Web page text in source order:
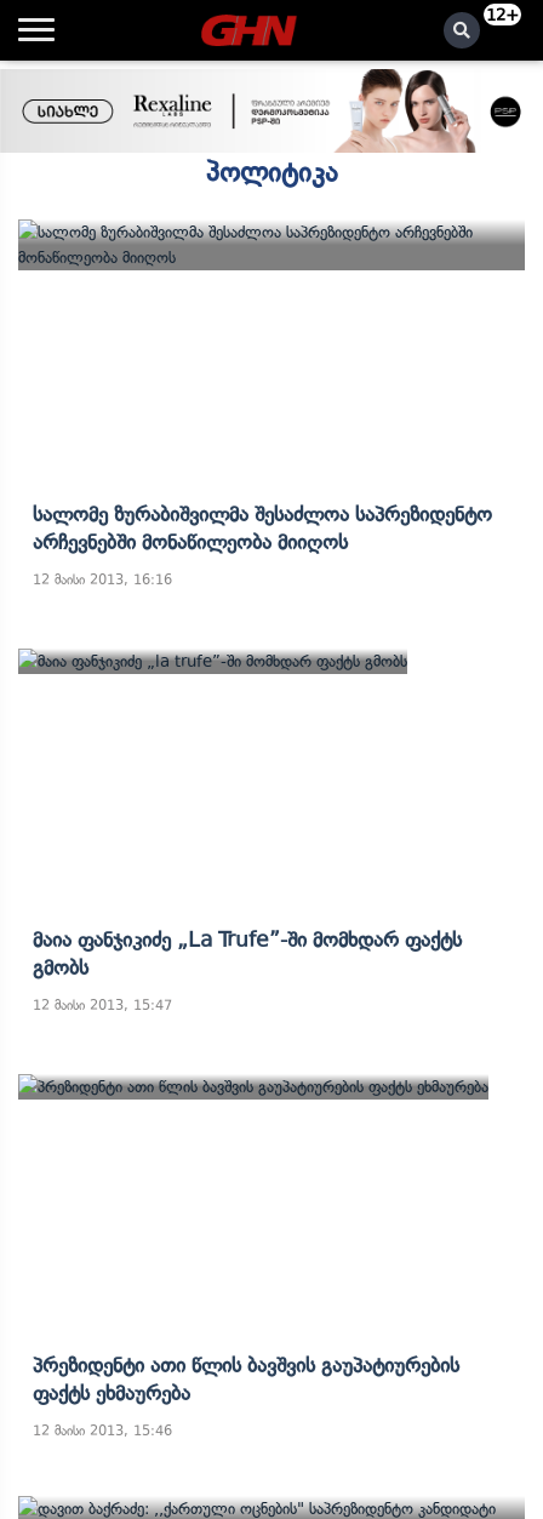
12+
პოლიტიკა
Სალომე Ზურაბიშვილმა Შესაძლოა Საპრეზიდენტო
Არჩევნებში Მონაწილეობა Მიიღოს
12 მაისი 2013, 16:16
Მაია Ფანჯიკიძე „la Trufe”-Ში Მომხდარ Ფაქტს
Გმობს
12 მაისი 2013, 15:47
Პრეზიდენტი Ათი Წლის Ბავშვის Გაუპატიურების
Ფაქტს Ეხმაურება
12 მაისი 2013, 15:46